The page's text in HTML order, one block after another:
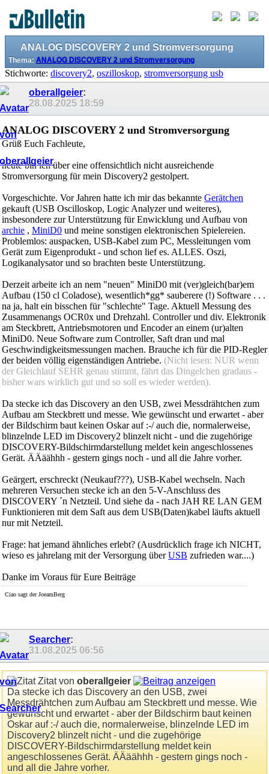
ANALOG DISCOVERY 2 und Stromversorgung
Thema: ANALOG DISCOVERY 2 und Stromversorgung
Stichworte: discovery2, oszilloskop, stromversorgung usb
oberallgeier:
28.08.2025 18:59
ANALOG DISCOVERY 2 und Stromversorgung
Grüß Euch Fachleute,
heute bin ich über eine offensichtlich nicht ausreichende
Stromversorgung für mein Discovery2 gestolpert.
Vorgeschichte. Vor Jahren hatte ich mir das bekannte Gerätchen
gekauft (USB Oscilloskop, Logic Analyzer und weiteres),
insbesondere zur Unterstützung für Enwicklung und Aufbau von
archie , MiniD0 und meine sonstigen elektronischen Spielereien.
Problemlos: auspacken, USB-Kabel zum PC, Messleitungen vom
Gerät zum Eigenprodukt - und schon lief es. ALLES. Oszi,
Logikanalysator und so brachten beste Unterstützung.
Derzeit arbeite ich an nem "neuen" MiniD0 mit (ver)gleich(bar)em
Aufbau (150 cl Coladose), wesentlich*gg* sauberere (!) Software . . .
na ja, halt ein bisschen für "schlechte" Tage. Aktuell Messung des
Zusammenangs OCR0x und Drehzahl. Controller und div. Elektronik
am Steckbrett, Antriebsmotoren und Encoder an einem (ur)alten
MiniD0. Neue Software zum Controller, Saft dran und mal
Geschwindigkeitsmessungen machen. Brauche ich für die PID-Regler
der beiden völlig eigenständigen Antriebe. (Nicht lesen: NUR wenn
der Gleichlauf SEHR genau stimmt, fährt das Dingelchen gradaus -
bisher wars wirklich gut und so soll es wieder werden).
Da stecke ich das Discovery an den USB, zwei Messdrähtchen zum
Aufbau am Steckbrett und messe. Wie gewünscht und erwartet - aber
der Bildschirm baut keinen Oskar auf :-/ auch die, normalerweise,
blinzelnde LED im Discovery2 blinzelt nicht - und die zugehörige
DISCOVERY-Bildschirmdarstellung meldet kein angeschlossenes
Gerät. ÄÄäähhh - gestern gings noch - und all die Jahre vorher.
Geärgert, erschreckt (Neukauf???), USB-Kabel wechseln. Nach
mehreren Versuchen stecke ich an den 5-V-Anschluss des
DISCOVERY ´n Netzteil. Und siehe da - nach JAH RE LAN GEM
Funktionieren mit dem Saft aus dem USB(Daten)kabel läufts aktuell
nur mit Netzteil.
Frage: hat jemand ähnliches erlebt? (Ausdrücklich frage ich NICHT,
wieso es jahrelang mit der Versorgung überUSB zufrieden war....)
Danke im Voraus für Eure Beiträge
Ciao sagt der JoeamBerg
Searcher:
31.08.2025 06:56
Zitat von oberallgeier
Da stecke ich das Discovery an den USB, zwei
Messdrähtchen zum Aufbau am Steckbrett und messe. Wie
gewünscht und erwartet - aber der Bildschirm baut keinen
Oskar auf :-/ auch die, normalerweise, blinzelnde LED im
Discovery2 blinzelt nicht - und die zugehörige
DISCOVERY-Bildschirmdarstellung meldet kein
angeschlossenes Gerät. ÄÄäähhh - gestern gings noch -
und all die Jahre vorher.